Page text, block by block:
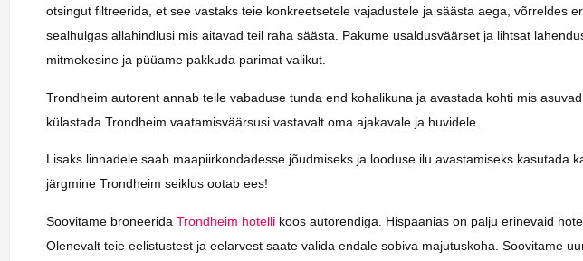
otsingut filtreerida, et see vastaks teie konkreetsetele vajadustele ja säästa aega, võrreldes
sealhulgas allahindlusi mis aitavad teil raha säästa. Pakume usaldusväärset ja lihtsat
mitmekesine ja püüame pakkuda parimat valikut.
Trondheim autorent annab teile vabaduse tunda end kohalikuna ja avastada kohti mis
külastada Trondheim vaatamisväärsusi vastavalt oma ajakavale ja huvidele.
Lisaks linnadele saab maapiirkondadesse jõudmiseks ja looduse ilu avastamiseks kasutada
järgmine Trondheim seiklus ootab ees!
Soovitame broneerida Trondheim hotelli koos autorendiga. Hispaanias on palju erinevaid
Olenevalt teie eelistustest ja eelarvest saate valida endale sobiva majutuskoha. Soovitame